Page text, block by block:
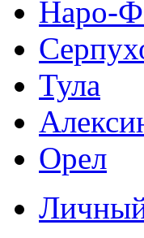
Наро-
Тула
Орел